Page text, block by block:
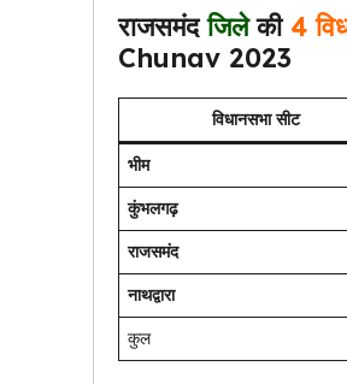
राजसमंदजिलेकी 4
Chunav 2023
विधानसभा सीट
भीम
कुंभलगढ़
राजसमंद
नाथद्वारा
कुल